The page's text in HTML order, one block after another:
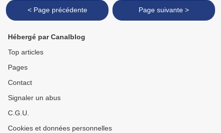
< Page précédente Page suivante >
Hébergé par Canalblog
Top articles
Pages
Contact
Signaler un abus
C.G.U.
Cookies et données personnelles